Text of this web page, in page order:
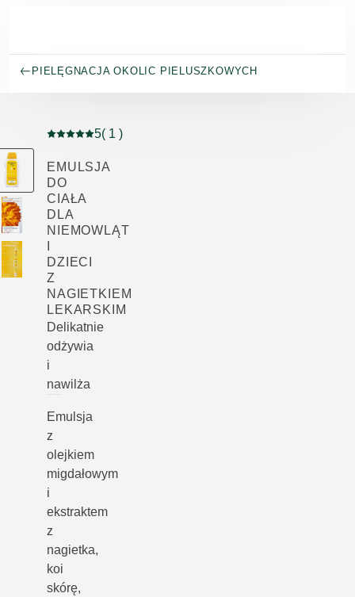
PIELĘGNACJA OKOLIC PIELUSZKOWYCH
Current rating: 5 out of 5 stars rated by 1 customers
5( 1 )
EMULSJA
DO
CIAŁA
DLA
NIEMOWLĄT
DZIECI
Z
NAGIETKIEM
LEKARSKIM
Delikatnie
odżywia
i
nawilża
Emulsja
z
olejkiem
migdałowym
i
ekstraktem
z
nagietka,
koi
skórę,